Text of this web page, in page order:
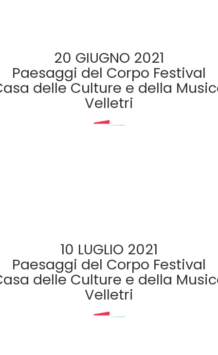
20 GIUGNO 2021
Paesaggi del Corpo Festival
delle Culture e della
Velletri
10 LUGLIO 2021
Paesaggi del Corpo Festival
delle Culture e della
Velletri